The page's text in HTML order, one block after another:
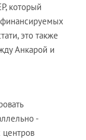
который
финансируемых
это также
Анкарой и
-
центров